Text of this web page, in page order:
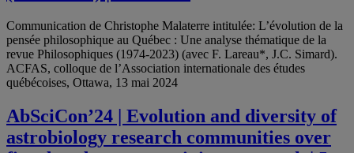
Communication de Christophe Malaterre intitulée: L’évolution de la
pensée philosophique au Québec : Une analyse thématique de la
revue Philosophiques (1974-2023) (avec F. Lareau*, J.C. Simard).
ACFAS, colloque de l’Association internationale des études
québécoises, Ottawa, 13 mai 2024
AbSciCon’24 | Evolution and diversity of
astrobiology research communities over